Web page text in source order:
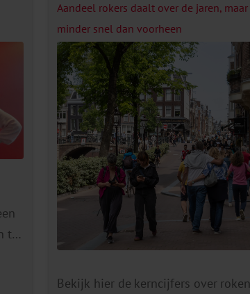
te
Aandeel rokers daalt over de jaren, maar
minder snel dan voorheen
Bekijk hier de kerncijfers over roken